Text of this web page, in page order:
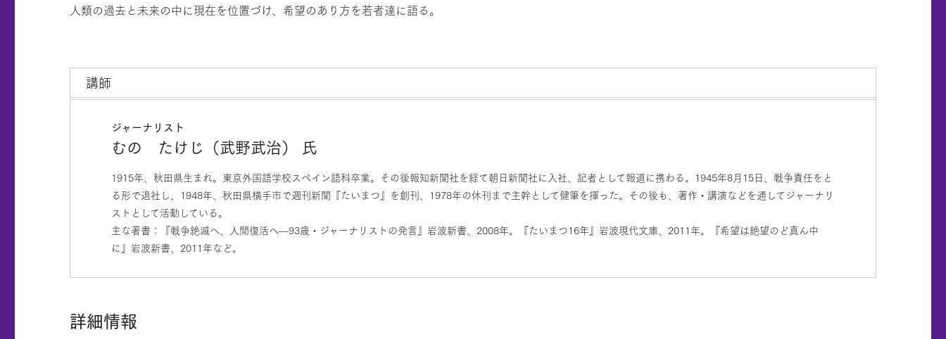
人類の過去と未来の中に現在を位置づけ、希望のあり方を若者達に語る。
講師
ジャーナリスト
むの たけじ（武野武治） 氏
1915年、秋田県生まれ。東京外国語学校スペイン語科卒業。その後報知新聞社を経て朝日新聞社に入社、記者として報道に携わる。1945年8月15日、戦争責任をと
る形で退社し、1948年、秋田県横手市で週刊新聞『たいまつ』を創刊、1978年の休刊まで主幹として健筆を揮った。その後も、著作・講演などを通してジャーナリ
ストとして活動している。
主な著書：『戦争絶滅へ、人間復活へ—93歳・ジャーナリストの発言』岩波新書、2008年。『たいまつ16年』岩波現代文庫、2011年。『希望は絶望のど真ん中
に』岩波新書、2011年など。
詳細情報